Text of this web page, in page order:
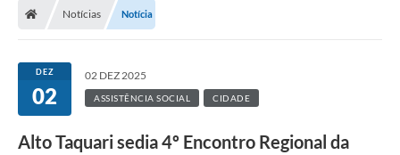
Notícias Notícia
DEZ
02
02 DEZ 2025
ASSISTÊNCIA SOCIAL CIDADE
Alto Taquari sedia 4º Encontro Regional da